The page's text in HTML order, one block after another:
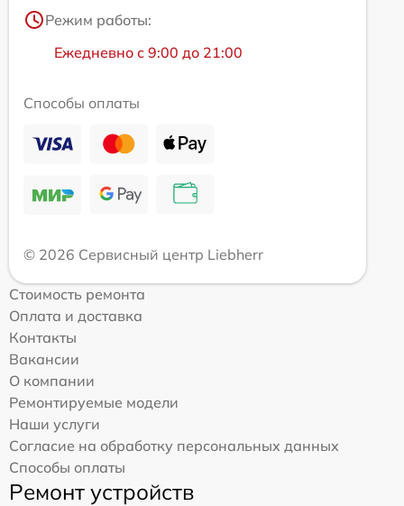
Режим работы:
Ежедневно с 9:00 до 21:00
Способы оплаты
© 2026 Сервисный центр Liebherr
Стоимость ремонта
Оплата и доставка
Контакты
Вакансии
О компании
Ремонтируемые модели
Наши услуги
Согласие на обработку персональных данных
Способы оплаты
Ремонт устройств